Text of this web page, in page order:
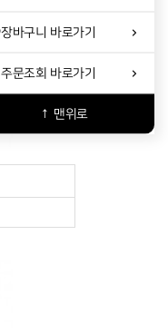
장바구니 바로가기
주문조회 바로가기
↑ 맨위로